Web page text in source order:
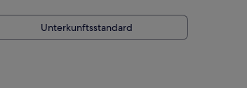
Unterkunftsstandard